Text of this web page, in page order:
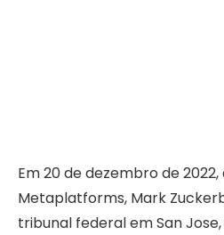
Em 20 de dezembro de 2022,
Metaplatforms, Mark
tribunal federal em San